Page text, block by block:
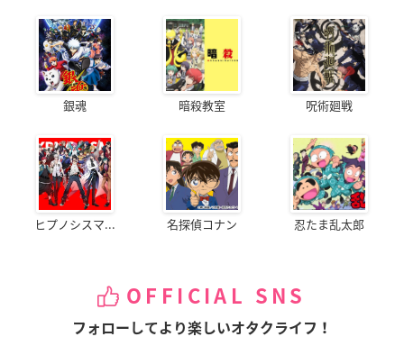
銀魂 暗殺教室 呪術廻戦
ヒプノシスマ... 名探偵コナン 忍たま乱太郎
OFFICIAL SNS
フォローしてより楽しいオタクライフ！